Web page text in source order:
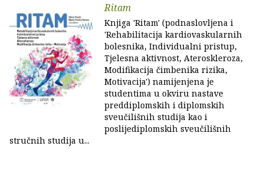
Ritam
Knjiga 'Ritam' (podnaslovljena i
'Rehabilitacija kardiovaskularnih
bolesnika, Individualni pristup,
Tjelesna aktivnost, Ateroskleroza,
Modifikacija čimbenika rizika,
Motivacija') namijenjena je
studentima u okviru nastave
preddiplomskih i diplomskih
sveučilišnih studija kao i
poslijediplomskih sveučilišnih
stručnih studija u...